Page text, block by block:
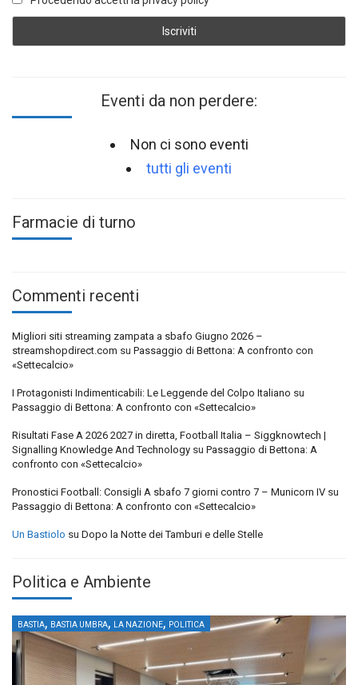
Eventi da non perdere:
Non ci sono eventi
tutti gli eventi
Farmacie di turno
Commenti recenti
Migliori siti streaming zampata a sbafo Giugno 2026 –
streamshopdirect.com su Passaggio di Bettona: A confronto con
«Settecalcio»
I Protagonisti Indimenticabili: Le Leggende del Colpo Italiano su
Passaggio di Bettona: A confronto con «Settecalcio»
Risultati Fase A 2026 2027 in diretta, Football Italia – Siggknowtech |
Signalling Knowledge And Technology su Passaggio di Bettona: A
confronto con «Settecalcio»
Pronostici Football: Consigli A sbafo 7 giorni contro 7 – Municorn IV su
Passaggio di Bettona: A confronto con «Settecalcio»
Un Bastiolo su Dopo la Notte dei Tamburi e delle Stelle
Politica e Ambiente
BASTIA, BASTIA UMBRA, LA NAZIONE, POLITICA